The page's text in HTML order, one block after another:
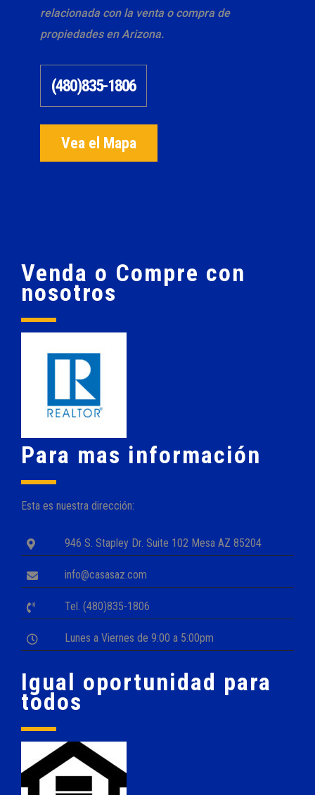
relacionada con la venta o compra de
propiedades en Arizona.
(480)835-1806
Vea el Mapa
Venda o Compre con
nosotros
Para mas información
Esta es nuestra dirección:
946 S. Stapley Dr. Suite 102 Mesa AZ 85204
info@casasaz.com
Tel. (480)835-1806
Lunes a Viernes de 9:00 a 5:00pm
Igual oportunidad para
todos